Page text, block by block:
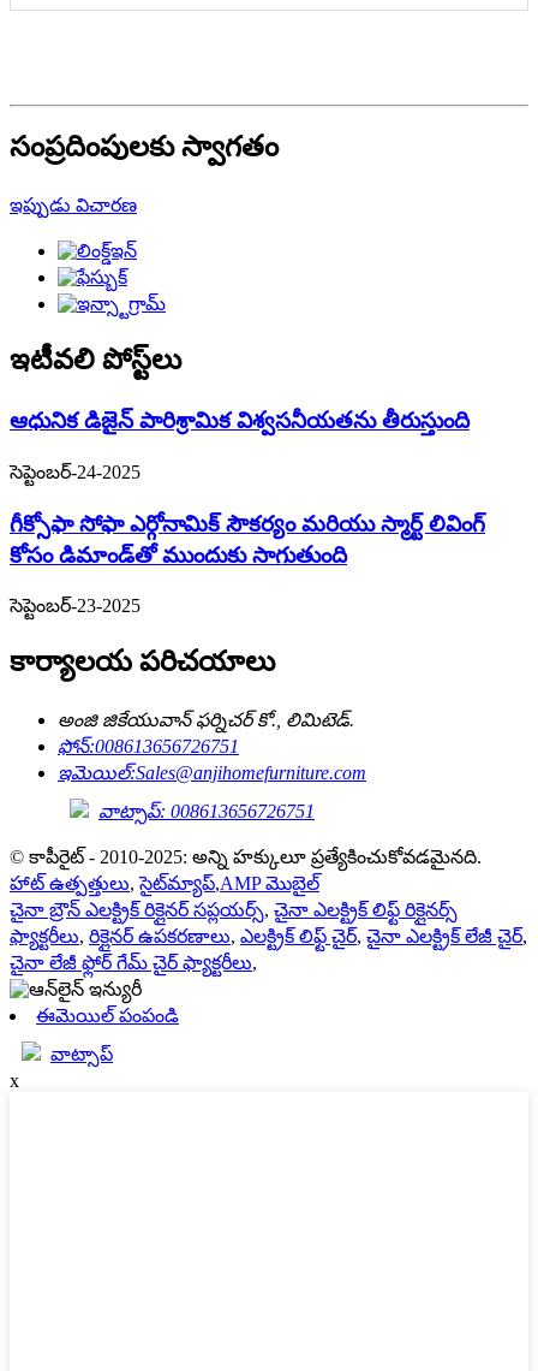
సంప్రదింపులకు స్వాగతం
ఇప్పుడు విచారణ
ఇటీవలి పోస్ట్‌లు
ఆధునిక డిజైన్ పారిశ్రామిక విశ్వసనీయతను తీరుస్తుంది
సెప్టెంబర్-24-2025
గీక్సోఫా సోఫా ఎర్గోనామిక్ సౌకర్యం మరియు స్మార్ట్ లివింగ్
కోసం డిమాండ్‌తో ముందుకు సాగుతుంది
సెప్టెంబర్-23-2025
కార్యాలయ పరిచయాలు
అంజి జికేయువాన్ ఫర్నిచర్ కో., లిమిటెడ్.
ఫోన్:008613656726751
ఇమెయిల్:Sales@anjihomefurniture.com
వాట్సాప్: 008613656726751
© కాపీరైట్ - 2010-2025: అన్ని హక్కులూ ప్రత్యేకించుకోవడమైనది.
హాట్ ఉత్పత్తులు,సైట్‌మ్యాప్,AMP మొబైల్
చైనా బ్రౌన్ ఎలక్ట్రిక్ రిక్లైనర్ సప్లయర్స్, చైనా ఎలక్ట్రిక్ లిఫ్ట్ రిక్లైనర్స్
ఫ్యాక్టరీలు, రిక్లైనర్ ఉపకరణాలు, ఎలక్ట్రిక్ లిఫ్ట్ చైర్, చైనా ఎలక్ట్రిక్ లేజీ చైర్,
చైనా లేజీ ఫ్లోర్ గేమ్ చైర్ ఫ్యాక్టరీలు,
ఈమెయిల్ పంపండి
వాట్సాప్
x